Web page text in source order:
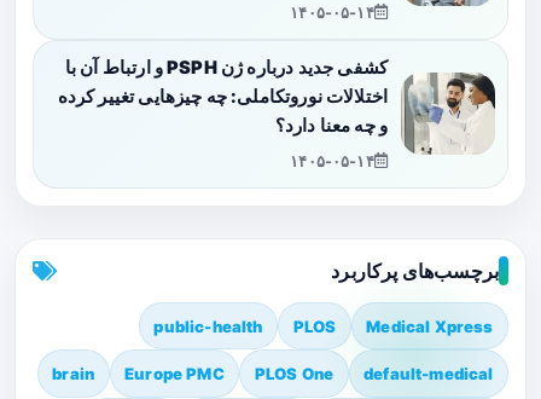
۱۴۰۵-۰۵-۱۴
کشفی جدید درباره ژن PSPH و ارتباط آن با
اختلالات نوروتکاملی: چه چیزهایی تغییر کرده
و چه معنا دارد؟
۱۴۰۵-۰۵-۱۴
برچسب‌های پرکاربرد
Medical Xpress
PLOS
public-health
default-medical
PLOS One
Europe PMC
brain